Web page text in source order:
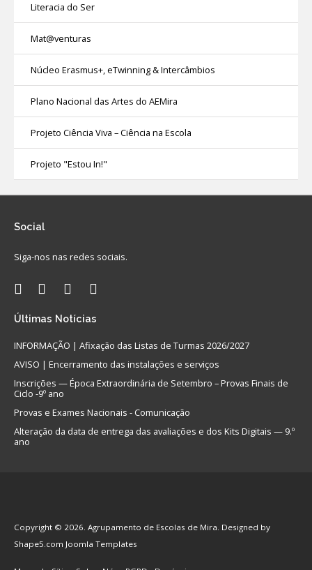
Literacia do Ser
Mat@venturas
Núcleo Erasmus+, eTwinning & Intercâmbios
Plano Nacional das Artes do AEMira
Projeto Ciência Viva – Ciência na Escola
Projeto "Estou In!"
Social
Siga-nos nas redes sociais.
Últimas Notícias
INFORMAÇÃO | Afixação das Listas de Turmas 2026/2027
AVISO | Encerramento das instalações e serviços
Inscrições — Época Extraordinária de Setembro – Provas Finais de
Ciclo -9º ano
Provas e Exames Nacionais - Comunicação
Alteração da data de entrega das avaliações e dos Kits Digitais — 9.º
ano
Copyright © 2026. Agrupamento de Escolas de Mira. Designed by
Shape5.com Joomla Templates